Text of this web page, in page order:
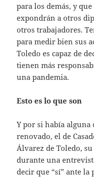
para los demás, y
expondrán a otros
otros trabajadores.
para medir bien sus
Toledo es capaz de
tienen más
una pandemia.
Esto es lo que son
Y por si había alguna
renovado, el de
Álvarez de Toledo,
durante una
decir que “sí” ante